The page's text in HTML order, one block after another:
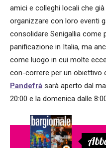
amici e colleghi locali che
organizzare con loro eventi
consolidare Senigallia come
panificazione in Italia, ma
come luogo in cui molte
con-correre per un obiettivo
Pandefrà sarà aperto dal
20:00 e la domenica dalle